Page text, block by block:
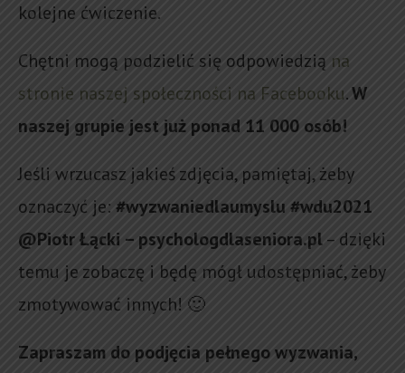
kolejne ćwiczenie.
Chętni mogą podzielić się odpowiedzią na
stronie naszej społeczności na Facebooku.W
naszej grupie jest już ponad 11 000 osób!
Jeśli wrzucasz jakieś zdjęcia, pamiętaj, żeby
oznaczyć je: #wyzwaniedlaumyslu #wdu2021
@Piotr Łącki – psychologdlaseniora.pl– dzięki
temu je zobaczę i będę mógł udostępniać, żeby
zmotywować innych! 🙂
Zapraszam do podjęcia pełnego wyzwania,